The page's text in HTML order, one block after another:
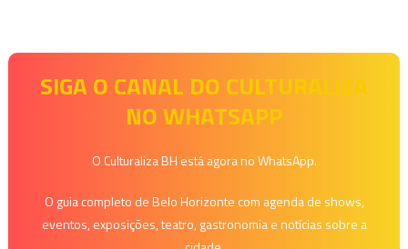
SIGA O CANAL DO CULTURALIZA
NO WHATSAPP
O Culturaliza BH está agora no WhatsApp.
O guia completo de Belo Horizonte com agenda de shows,
eventos, exposições, teatro, gastronomia e notícias sobre a